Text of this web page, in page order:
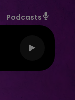
Podcasts